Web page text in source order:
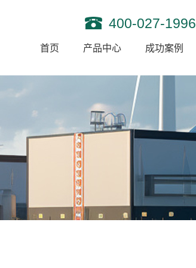
400-027-1996
首页 产品中心 成功案例